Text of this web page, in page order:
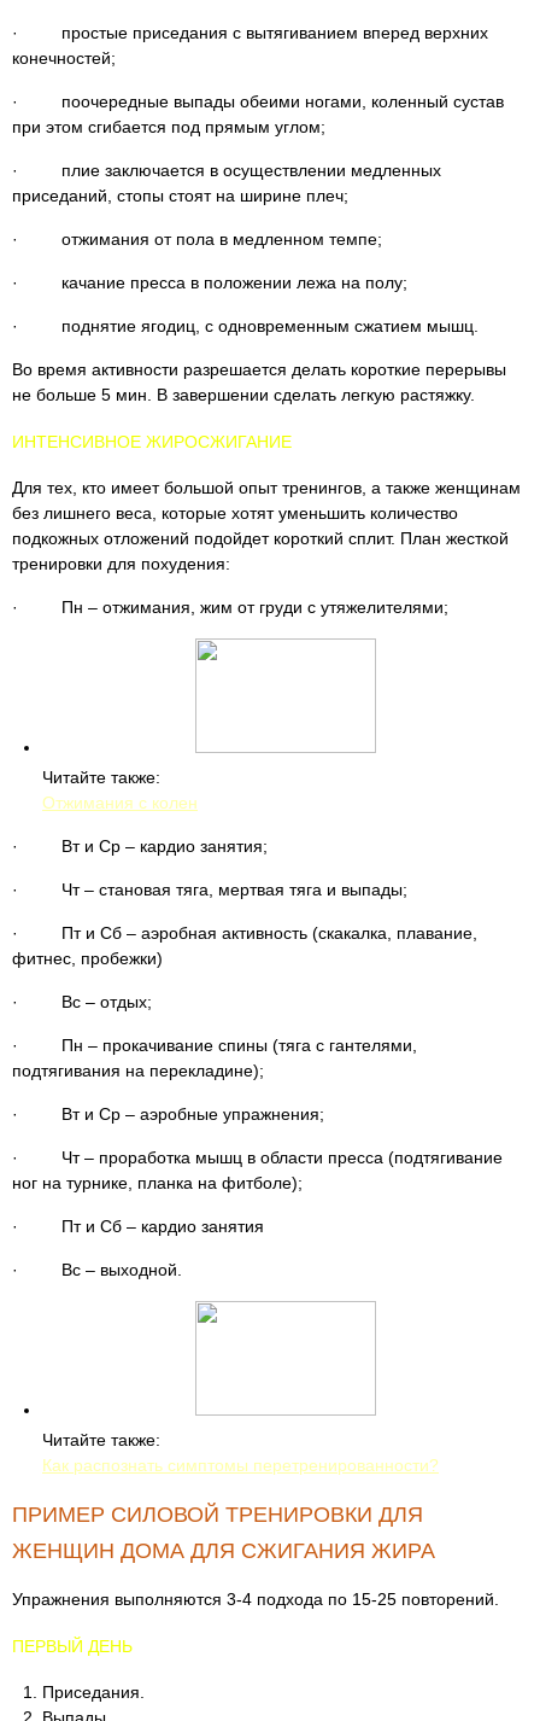
· простые приседания с вытягиванием вперед верхних
конечностей;
· поочередные выпады обеими ногами, коленный сустав
при этом сгибается под прямым углом;
· плие заключается в осуществлении медленных
приседаний, стопы стоят на ширине плеч;
· отжимания от пола в медленном темпе;
· качание пресса в положении лежа на полу;
· поднятие ягодиц, с одновременным сжатием мышц.
Во время активности разрешается делать короткие перерывы
не больше 5 мин. В завершении сделать легкую растяжку.
ИНТЕНСИВНОЕ ЖИРОСЖИГАНИЕ
Для тех, кто имеет большой опыт тренингов, а также женщинам
без лишнего веса, которые хотят уменьшить количество
подкожных отложений подойдет короткий сплит. План жесткой
тренировки для похудения:
· Пн – отжимания, жим от груди с утяжелителями;
Читайте также:
Отжимания с колен
· Вт и Ср – кардио занятия;
· Чт – становая тяга, мертвая тяга и выпады;
· Пт и Сб – аэробная активность (скакалка, плавание,
фитнес, пробежки)
· Вс – отдых;
· Пн – прокачивание спины (тяга с гантелями,
подтягивания на перекладине);
· Вт и Ср – аэробные упражнения;
· Чт – проработка мышц в области пресса (подтягивание
ног на турнике, планка на фитболе);
· Пт и Сб – кардио занятия
· Вс – выходной.
Читайте также:
Как распознать симптомы перетренированности?
ПРИМЕР СИЛОВОЙ ТРЕНИРОВКИ ДЛЯ
ЖЕНЩИН ДОМА ДЛЯ СЖИГАНИЯ ЖИРА
Упражнения выполняются 3-4 подхода по 15-25 повторений.
ПЕРВЫЙ ДЕНЬ
Приседания.